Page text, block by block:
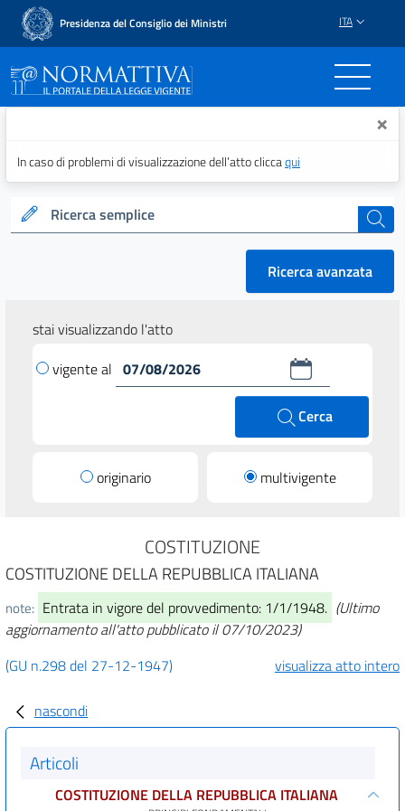
Presidenza del Consiglio dei Ministri ITA
Normattiva - Il portale ×
In caso di problemi di visualizzazione dell’atto cliccaqui
Ricerca semplice cerca
Ricerca avanzata
stai visualizzando l'atto
vigente al
Cerca
originario multivigente
COSTITUZIONE
COSTITUZIONE DELLA REPUBBLICA ITALIANA
note: Entrata in vigore del provvedimento: 1/1/1948. (Ultimo
aggiornamento all'atto pubblicato il 07/10/2023)
(GU n.298 del 27-12-1947)
visualizza atto intero
nascondi
Articoli
COSTITUZIONE DELLA REPUBBLICA ITALIANA